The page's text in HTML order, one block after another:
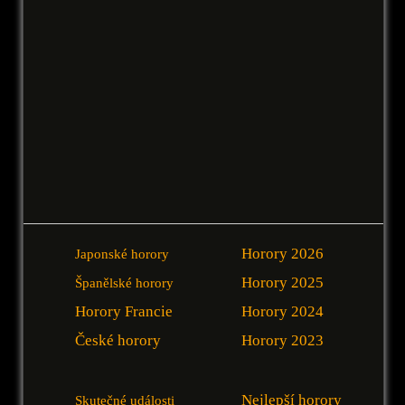
Japonské horory
Španělské horory
Horory Francie
České horory
Horory 2026
Horory 2025
Horory 2024
Horory 2023
Skutečné události Nejlepší horory